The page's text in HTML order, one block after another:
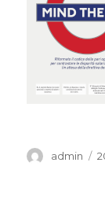
Author
admin